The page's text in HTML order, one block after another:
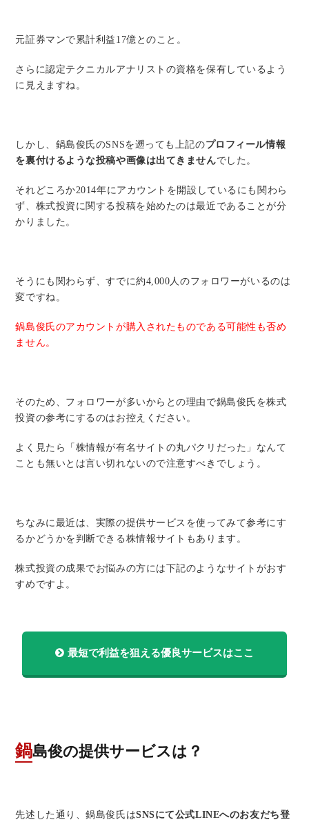
元証券マンで累計利益17億とのこと。
さらに認定テクニカルアナリストの資格を保有しているよう
に見えますね。
しかし、鍋島俊氏のSNSを遡っても上記のプロフィール情報
を裏付けるような投稿や画像は出てきませんでした。
それどころか2014年にアカウントを開設しているにも関わら
ず、株式投資に関する投稿を始めたのは最近であることが分
かりました。
そうにも関わらず、すでに約4,000人のフォロワーがいるのは
変ですね。
鍋島俊氏のアカウントが購入されたものである可能性も否め
ません。
そのため、フォロワーが多いからとの理由で鍋島俊氏を株式
投資の参考にするのはお控えください。
よく見たら「株情報が有名サイトの丸パクリだった」なんて
ことも無いとは言い切れないので注意すべきでしょう。
ちなみに最近は、実際の提供サービスを使ってみて参考にす
るかどうかを判断できる株情報サイトもあります。
株式投資の成果でお悩みの方には下記のようなサイトがおす
すめですよ。
最短で利益を狙える優良サービスはここ
鍋島俊の提供サービスは？
先述した通り、鍋島俊氏はSNSにて公式LINEへのお友だち登